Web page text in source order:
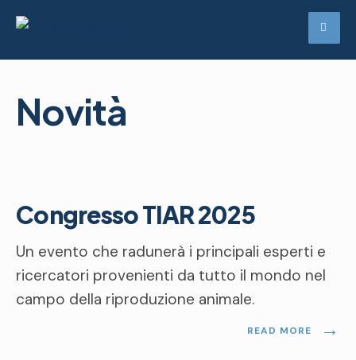
Skip
Novità
Congresso TIAR 2025
Un evento che radunerà i principali esperti e
ricercatori provenienti da tutto il mondo nel
campo della riproduzione animale.
READ MORE →